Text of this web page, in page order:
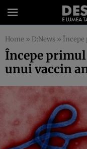
Home » D:News » Începe
Începe
unui vaccin